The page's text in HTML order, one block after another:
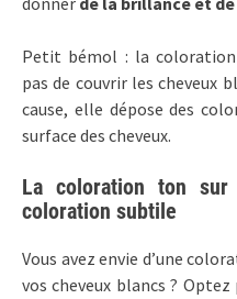
Petit bémol : la
pas de couvrir les cheveux
cause, elle dépose des
surface des cheveux.
La coloration ton
coloration subtile
Vous avez envie d’une
vos cheveux blancs ?